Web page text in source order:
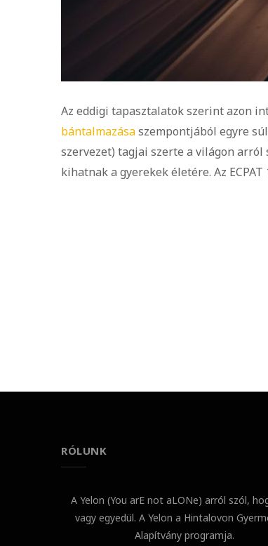
Az eddigi tapasztalatok szerint azon
bántalmazásaszempontjából egyre
szervezet) tagjai szerte a világon
kihatnak a gyerekek életére. Az
RÓLUNK
A Yelon (You arE not aLONe) arról szól,
vagy egyedül. A Yelon a Hintalovon
Alapítvány programja.